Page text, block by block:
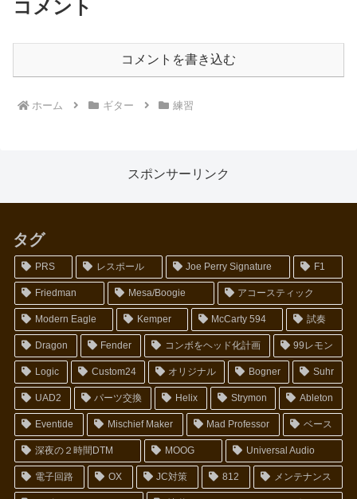
コメント
コメントを書き込む
ホーム ギター 練習
スポンサーリンク
タグ
PRS レスポール Joe Perry Signature F1
Friedman Mesa/Boogie アコースティック
Modern Eagle Kemper McCarty 594 試奏
Dragon Fender コンボをヘッド化計画 99レモン
Logic Custom24 オリジナル Bogner Suhr
UAD2 パーツ交換 Helix Strymon Ableton
Eventide Mischief Maker Mad Professor ベース
深夜の２時間DTM MOOG Universal Audio
電子回路 OX JC対策 812 メンテナンス